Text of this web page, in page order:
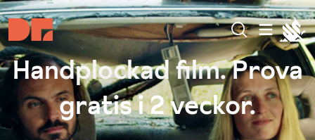
Handplockad film. Prova
gratis i 2 veckor.